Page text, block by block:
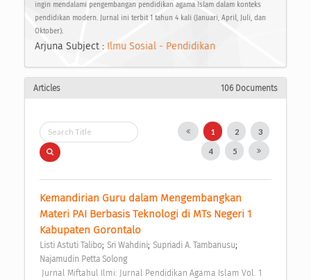
ingin mendalami pengembangan pendidikan agama Islam dalam konteks
pendidikan modern. Jurnal ini terbit 1 tahun 4 kali (Januari, April, Juli, dan
Oktober).
Arjuna Subject : Ilmu Sosial - Pendidikan
Articles 106 Documents
1 2 3
4 5
Kemandirian Guru dalam Mengembangkan
Materi PAI Berbasis Teknologi di MTs Negeri 1
Kabupaten Gorontalo
Listi Astuti Talibo; Sri Wahdini; Supriadi A. Tambanusu;
Najamudin Petta Solong